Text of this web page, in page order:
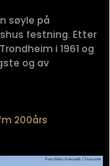
søyle på
festning. Etter
i 1961 og
og av
200års